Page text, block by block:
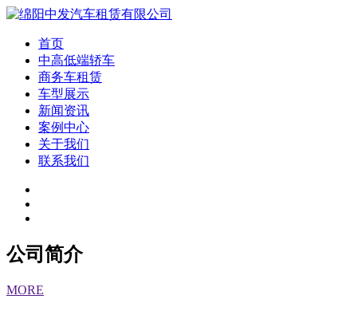
首页
中高低端轿车
商务车租赁
车型展示
新闻资讯
案例中心
关于我们
联系我们
公司简介
MORE